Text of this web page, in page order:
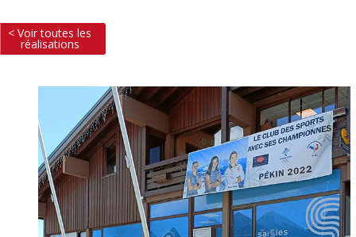
< Voir toutes les
réalisations